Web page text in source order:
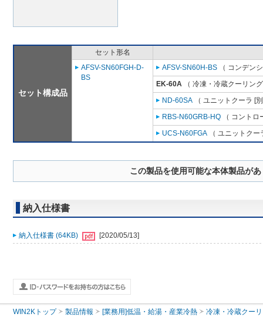
セット構成品
セット形名
AFSV-SN60FGH-D-
BS
AFSV-SN60H-BS （ コンデン
EK-60A （ 冷凍・冷蔵クーリン
ND-60SA （ ユニットクーラ [
RBS-N60GRB-HQ （ コント
UCS-N60FGA （ ユニットク
この製品を使用可能な本体製品が
納入仕様書
納入仕様書 (64KB) [2020/05/13]
WIN2Kトップ 製品情報 [業務用]低温・給湯・産業冷熱 冷凍・冷蔵クー